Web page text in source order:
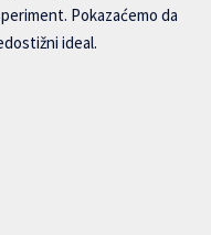
Pokazaćemo da
ideal.